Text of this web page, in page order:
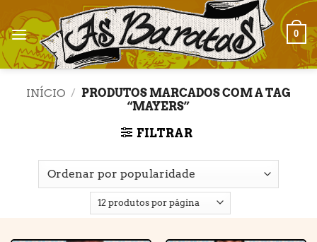
to
content
0
INÍCIO / PRODUTOS MARCADOS COM A TAG
“MAYERS”
FILTRAR